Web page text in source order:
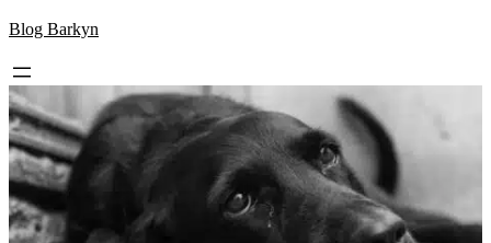
Skip
content
Blog Barkyn